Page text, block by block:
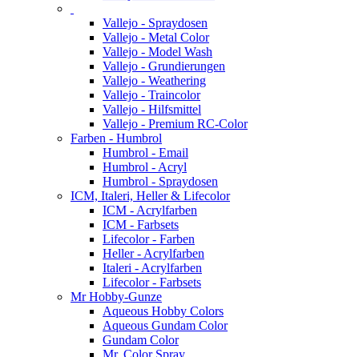
Vallejo - Spraydosen
Vallejo - Metal Color
Vallejo - Model Wash
Vallejo - Grundierungen
Vallejo - Weathering
Vallejo - Traincolor
Vallejo - Hilfsmittel
Vallejo - Premium RC-Color
Farben - Humbrol
Humbrol - Email
Humbrol - Acryl
Humbrol - Spraydosen
ICM, Italeri, Heller & Lifecolor
ICM - Acrylfarben
ICM - Farbsets
Lifecolor - Farben
Heller - Acrylfarben
Italeri - Acrylfarben
Lifecolor - Farbsets
Mr Hobby-Gunze
Aqueous Hobby Colors
Aqueous Gundam Color
Gundam Color
Mr. Color Spray